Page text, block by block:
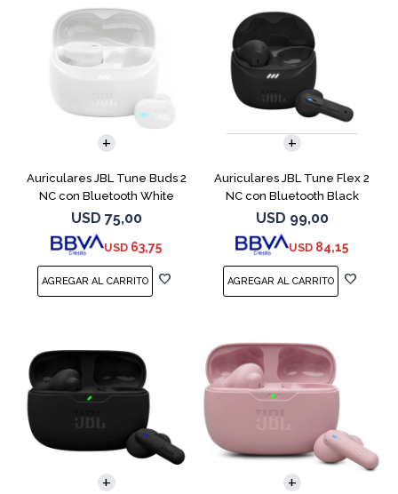
Auriculares JBL Tune Buds 2
NC con Bluetooth White
USD 75,00
USD 63,75
Auriculares JBL Tune Flex 2
NC con Bluetooth Black
USD 99,00
USD 84,15